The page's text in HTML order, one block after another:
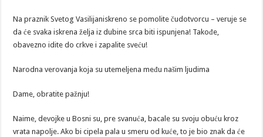
Na praznik Svetog Vasilijaniskreno se pomolite čudotvorcu – veruje se
da će svaka iskrena želja iz dubine srca biti ispunjena! Takođe,
obavezno idite do crkve i zapalite sveću!
Narodna verovanja koja su utemeljena među našim ljudima
Dame, obratite pažnju!
Naime, devojke u Bosni su, pre svanuća, bacale su svoju obuću kroz
vrata napolje. Ako bi cipela pala u smeru od kuće, to je bio znak da će